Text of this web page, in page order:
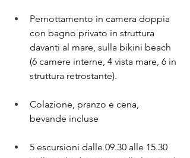
Pernottamento in camera doppia
con bagno privato in struttura
davanti al mare, sulla bikini beach
(6 camere interne, 4 vista mare, 6 in
struttura retrostante).
Colazione, pranzo e cena,
bevande incluse
5 escursioni dalle 09.30 alle 15.30